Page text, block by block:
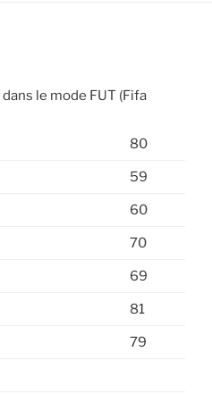
le mode FUT (Fifa
80
59
60
70
69
81
79